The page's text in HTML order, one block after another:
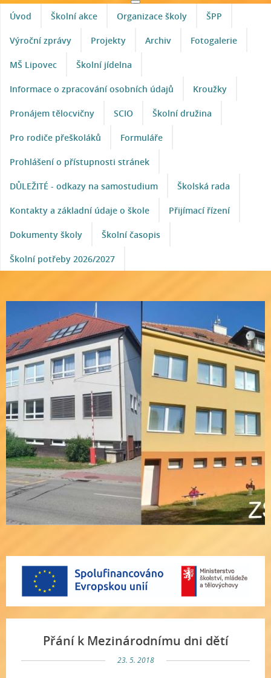
Úvod Školní akce Organizace školy ŠPP
Výroční zprávy Projekty Archiv Fotogalerie
MŠ Lipovec Školní jídelna
Informace o zpracování osobních údajů Kroužky
Pronájem tělocvičny SCIO Školní družina
Pro rodiče přeškoláků Formuláře
Prohlášení o přístupnosti stránek
DŮLEŽITÉ - odkazy na samostudium Školská rada
Kontakty a základní údaje o škole Přijímací řízení
Dokumenty školy Školní časopis
Školní potřeby 2026/2027
Přání k Mezinárodnímu dni dětí
23. 5. 2018